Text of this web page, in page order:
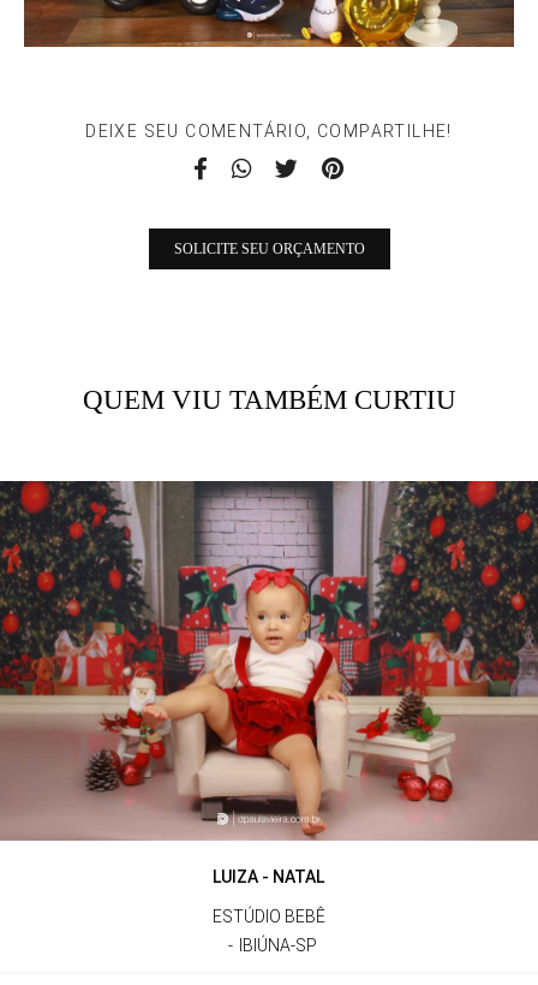
DEIXE SEU COMENTÁRIO, COMPARTILHE!
SOLICITE SEU ORÇAMENTO
QUEM VIU TAMBÉM CURTIU
LUIZA - NATAL
ESTÚDIO BEBÊ
IBIÚNA-SP